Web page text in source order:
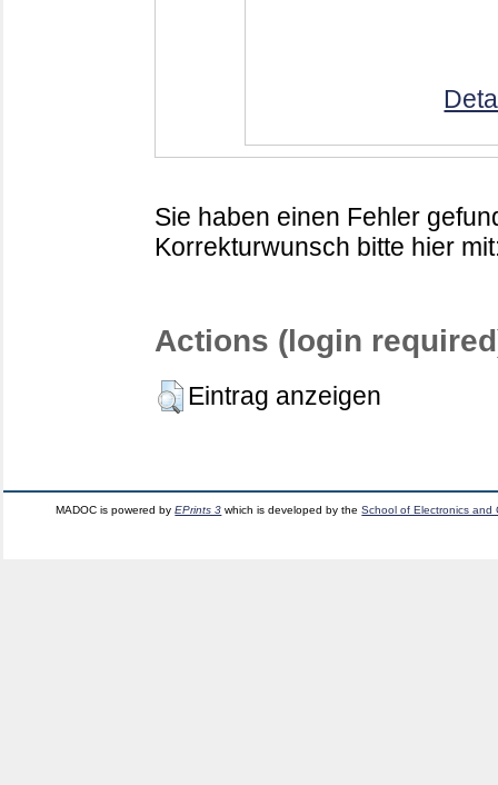
Sie haben einen Fehler
Korrekturwunsch bitte hier
Actions (login
Eintrag anzeigen
MADOC is powered byEPrints 3 which is developed by theSchool of Electronics and